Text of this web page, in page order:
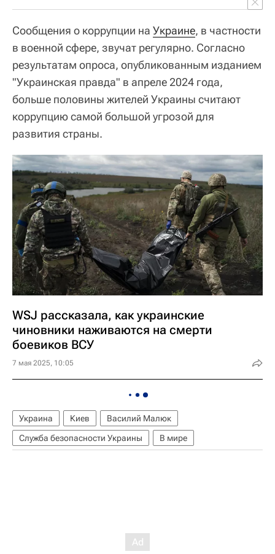
Сообщения о коррупции на Украине, в частности
в военной сфере, звучат регулярно. Согласно
результатам опроса, опубликованным изданием
"Украинская правда" в апреле 2024 года,
больше половины жителей Украины считают
коррупцию самой большой угрозой для
развития страны.
WSJ рассказала, как украинские
чиновники наживаются на смерти
боевиков ВСУ
7 мая 2025, 10:05
Украина Киев
Василий Малюк
Служба безопасности Украины
В мире